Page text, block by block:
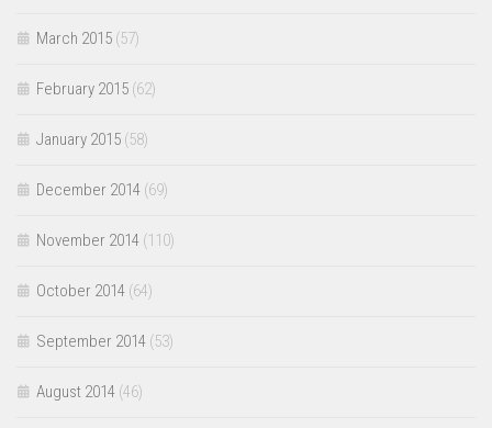
March 2015 (57)
February 2015 (62)
January 2015 (58)
December 2014 (69)
November 2014 (110)
October 2014 (64)
September 2014 (53)
August 2014 (46)